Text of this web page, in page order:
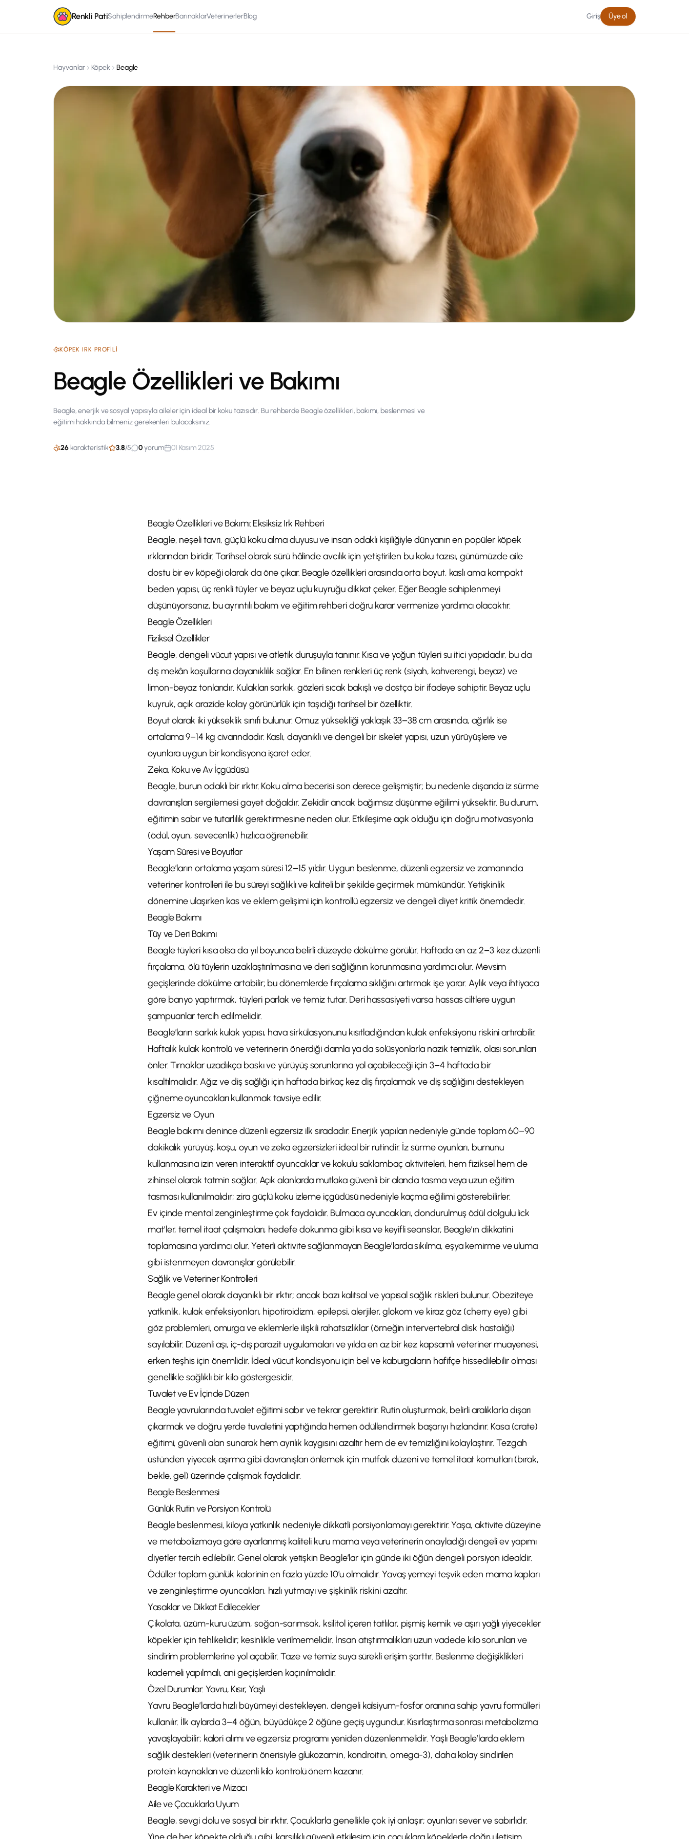
Renkli PatiSahiplendirmeRehberBarınaklarVeterinerlerBlog Giriş Üye ol
Hayvanlar Köpek Beagle
KÖPEK IRK PROFILI
Beagle Özellikleri ve Bakımı
Beagle, enerjik ve sosyal yapısıyla aileler için ideal bir koku tazısıdır. Bu rehberde Beagle özellikleri, bakımı, beslenmesi ve
eğitimi hakkında bilmeniz gerekenleri bulacaksınız.
26 karakteristik 3.8/5 0yorum 01 Kasım 2025
Beagle Özellikleri ve Bakımı: Eksiksiz Irk Rehberi
Beagle, neşeli tavrı, güçlü koku alma duyusu ve insan odaklı kişiliğiyle dünyanın en popüler köpek
ırklarından biridir. Tarihsel olarak sürü hâlinde avcılık için yetiştirilen bu koku tazısı, günümüzde aile
dostu bir ev köpeği olarak da öne çıkar. Beagle özellikleri arasında orta boyut, kaslı ama kompakt
beden yapısı, üç renkli tüyler ve beyaz uçlu kuyruğu dikkat çeker. Eğer Beagle sahiplenmeyi
düşünüyorsanız, bu ayrıntılı bakım ve eğitim rehberi doğru karar vermenize yardımcı olacaktır.
Beagle Özellikleri
Fiziksel Özellikler
Beagle, dengeli vücut yapısı ve atletik duruşuyla tanınır. Kısa ve yoğun tüyleri su itici yapıdadır, bu da
dış mekân koşullarına dayanıklılık sağlar. En bilinen renkleri üç renk (siyah, kahverengi, beyaz) ve
limon-beyaz tonlarıdır. Kulakları sarkık, gözleri sıcak bakışlı ve dostça bir ifadeye sahiptir. Beyaz uçlu
kuyruk, açık arazide kolay görünürlük için taşıdığı tarihsel bir özelliktir.
Boyut olarak iki yükseklik sınıfı bulunur. Omuz yüksekliği yaklaşık 33–38 cm arasında, ağırlık ise
ortalama 9–14 kg civarındadır. Kaslı, dayanıklı ve dengeli bir iskelet yapısı, uzun yürüyüşlere ve
oyunlara uygun bir kondisyona işaret eder.
Zeka, Koku ve Av İçgüdüsü
Beagle, burun odaklı bir ırktır. Koku alma becerisi son derece gelişmiştir; bu nedenle dışarıda iz sürme
davranışları sergilemesi gayet doğaldır. Zekidir ancak bağımsız düşünme eğilimi yüksektir. Bu durum,
eğitimin sabır ve tutarlılık gerektirmesine neden olur. Etkileşime açık olduğu için doğru motivasyonla
(ödül, oyun, sevecenlik) hızlıca öğrenebilir.
Yaşam Süresi ve Boyutlar
Beagle’ların ortalama yaşam süresi 12–15 yıldır. Uygun beslenme, düzenli egzersiz ve zamanında
veteriner kontrolleri ile bu süreyi sağlıklı ve kaliteli bir şekilde geçirmek mümkündür. Yetişkinlik
dönemine ulaşırken kas ve eklem gelişimi için kontrollü egzersiz ve dengeli diyet kritik önemdedir.
Beagle Bakımı
Tüy ve Deri Bakımı
Beagle tüyleri kısa olsa da yıl boyunca belirli düzeyde dökülme görülür. Haftada en az 2–3 kez düzenli
fırçalama, ölü tüylerin uzaklaştırılmasına ve deri sağlığının korunmasına yardımcı olur. Mevsim
geçişlerinde dökülme artabilir; bu dönemlerde fırçalama sıklığını artırmak işe yarar. Aylık veya ihtiyaca
göre banyo yaptırmak, tüyleri parlak ve temiz tutar. Deri hassasiyeti varsa hassas ciltlere uygun
şampuanlar tercih edilmelidir.
Beagle’ların sarkık kulak yapısı, hava sirkülasyonunu kısıtladığından kulak enfeksiyonu riskini artırabilir.
Haftalık kulak kontrolü ve veterinerin önerdiği damla ya da solüsyonlarla nazik temizlik, olası sorunları
önler. Tırnaklar uzadıkça baskı ve yürüyüş sorunlarına yol açabileceği için 3–4 haftada bir
kısaltılmalıdır. Ağız ve diş sağlığı için haftada birkaç kez diş fırçalamak ve diş sağlığını destekleyen
çiğneme oyuncakları kullanmak tavsiye edilir.
Egzersiz ve Oyun
Beagle bakımı denince düzenli egzersiz ilk sıradadır. Enerjik yapıları nedeniyle günde toplam 60–90
dakikalık yürüyüş, koşu, oyun ve zeka egzersizleri ideal bir rutindir. İz sürme oyunları, burnunu
kullanmasına izin veren interaktif oyuncaklar ve kokulu saklambaç aktiviteleri, hem fiziksel hem de
zihinsel olarak tatmin sağlar. Açık alanlarda mutlaka güvenli bir alanda tasma veya uzun eğitim
tasması kullanılmalıdır; zira güçlü koku izleme içgüdüsü nedeniyle kaçma eğilimi gösterebilirler.
Ev içinde mental zenginleştirme çok faydalıdır. Bulmaca oyuncakları, dondurulmuş ödül dolgulu lick
mat’ler, temel itaat çalışmaları, hedefe dokunma gibi kısa ve keyifli seanslar, Beagle’ın dikkatini
toplamasına yardımcı olur. Yeterli aktivite sağlanmayan Beagle’larda sıkılma, eşya kemirme ve uluma
gibi istenmeyen davranışlar görülebilir.
Sağlık ve Veteriner Kontrolleri
Beagle genel olarak dayanıklı bir ırktır; ancak bazı kalıtsal ve yapısal sağlık riskleri bulunur. Obeziteye
yatkınlık, kulak enfeksiyonları, hipotiroidizm, epilepsi, alerjiler, glokom ve kiraz göz (cherry eye) gibi
göz problemleri, omurga ve eklemlerle ilişkili rahatsızlıklar (örneğin intervertebral disk hastalığı)
sayılabilir. Düzenli aşı, iç-dış parazit uygulamaları ve yılda en az bir kez kapsamlı veteriner muayenesi,
erken teşhis için önemlidir. İdeal vücut kondisyonu için bel ve kaburgaların hafifçe hissedilebilir olması
genellikle sağlıklı bir kilo göstergesidir.
Tuvalet ve Ev İçinde Düzen
Beagle yavrularında tuvalet eğitimi sabır ve tekrar gerektirir. Rutin oluşturmak, belirli aralıklarla dışarı
çıkarmak ve doğru yerde tuvaletini yaptığında hemen ödüllendirmek başarıyı hızlandırır. Kasa (crate)
eğitimi, güvenli alan sunarak hem ayrılık kaygısını azaltır hem de ev temizliğini kolaylaştırır. Tezgah
üstünden yiyecek aşırma gibi davranışları önlemek için mutfak düzeni ve temel itaat komutları (bırak,
bekle, gel) üzerinde çalışmak faydalıdır.
Beagle Beslenmesi
Günlük Rutin ve Porsiyon Kontrolü
Beagle beslenmesi, kiloya yatkınlık nedeniyle dikkatli porsiyonlamayı gerektirir. Yaşa, aktivite düzeyine
ve metabolizmaya göre ayarlanmış kaliteli kuru mama veya veterinerin onayladığı dengeli ev yapımı
diyetler tercih edilebilir. Genel olarak yetişkin Beagle’lar için günde iki öğün dengeli porsiyon idealdir.
Ödüller toplam günlük kalorinin en fazla yüzde 10’u olmalıdır. Yavaş yemeyi teşvik eden mama kapları
ve zenginleştirme oyuncakları, hızlı yutmayı ve şişkinlik riskini azaltır.
Yasaklar ve Dikkat Edilecekler
Çikolata, üzüm-kuru üzüm, soğan-sarımsak, ksilitol içeren tatlılar, pişmiş kemik ve aşırı yağlı yiyecekler
köpekler için tehlikelidir; kesinlikle verilmemelidir. İnsan atıştırmalıkları uzun vadede kilo sorunları ve
sindirim problemlerine yol açabilir. Taze ve temiz suya sürekli erişim şarttır. Beslenme değişiklikleri
kademeli yapılmalı, ani geçişlerden kaçınılmalıdır.
Özel Durumlar: Yavru, Kısır, Yaşlı
Yavru Beagle’larda hızlı büyümeyi destekleyen, dengeli kalsiyum-fosfor oranına sahip yavru formülleri
kullanılır. İlk aylarda 3–4 öğün, büyüdükçe 2 öğüne geçiş uygundur. Kısırlaştırma sonrası metabolizma
yavaşlayabilir; kalori alımı ve egzersiz programı yeniden düzenlenmelidir. Yaşlı Beagle’larda eklem
sağlık destekleri (veterinerin önerisiyle glukozamin, kondroitin, omega-3), daha kolay sindirilen
protein kaynakları ve düzenli kilo kontrolü önem kazanır.
Beagle Karakteri ve Mizacı
Aile ve Çocuklarla Uyum
Beagle, sevgi dolu ve sosyal bir ırktır. Çocuklarla genellikle çok iyi anlaşır; oyunları sever ve sabırlıdır.